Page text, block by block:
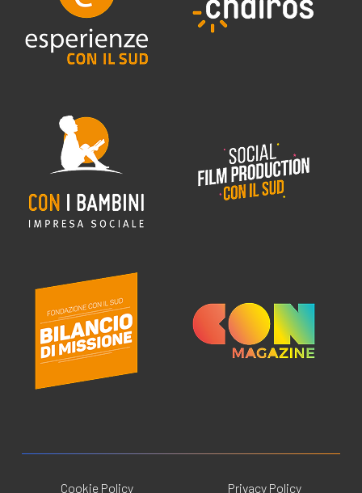
Cookie Policy Privacy Policy